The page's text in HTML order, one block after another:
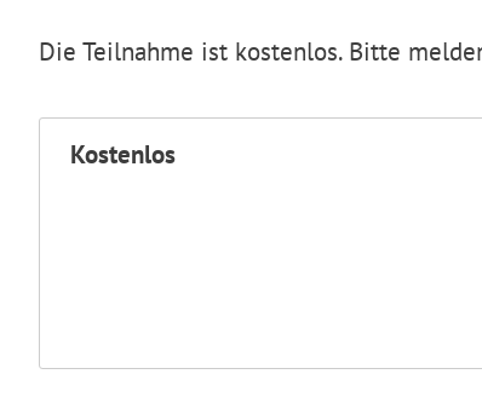
Die Teilnahme ist kostenlos. Bitte
Kostenlos